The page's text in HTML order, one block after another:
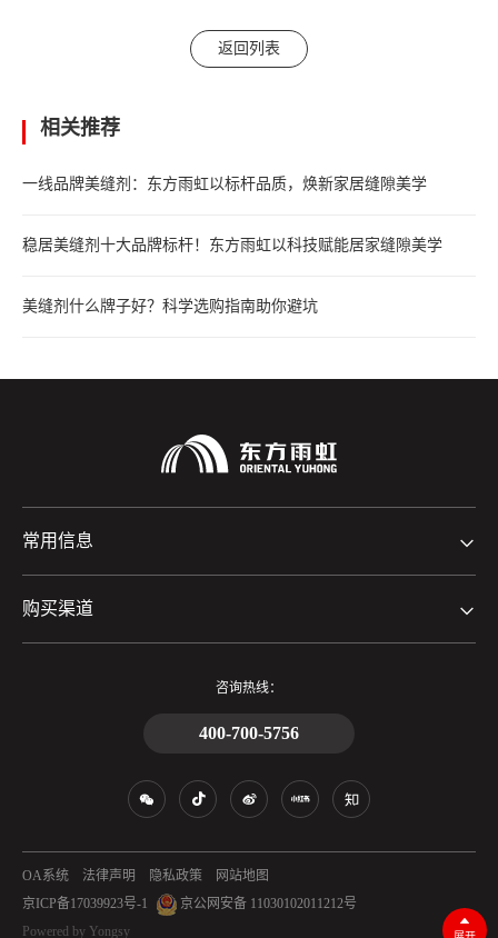
返回列表
相关推荐
一线品牌美缝剂：东方雨虹以标杆品质，焕新家居缝隙美学
稳居美缝剂十大品牌标杆！东方雨虹以科技赋能居家缝隙美学
美缝剂什么牌子好？科学选购指南助你避坑
常用信息
购买渠道
咨询热线：
400-700-5756
京ICP备17039923号-1
京公网安备 11030102011212号
Powered by Yongsy
OA系统 法律声明 隐私政策 网站地图